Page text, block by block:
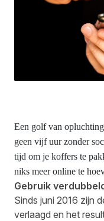
Een golf van
geen vijf uur zonder
tijd om je koffers te
niks meer online te
Gebruik
Sinds juni 2016 zijn
verlaagd en het